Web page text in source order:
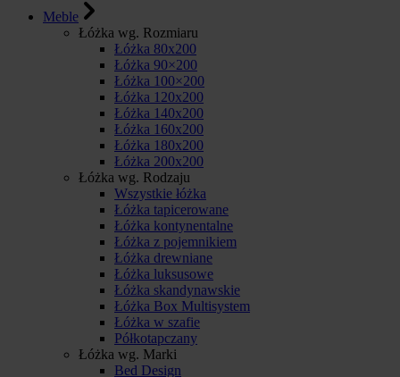
Meble
Łóżka wg. Rozmiaru
Łóżka 80x200
Łóżka 90×200
Łóżka 100×200
Łóżka 120x200
Łóżka 140x200
Łóżka 160x200
Łóżka 180x200
Łóżka 200x200
Łóżka wg. Rodzaju
Wszystkie łóżka
Łóżka tapicerowane
Łóżka kontynentalne
Łóżka z pojemnikiem
Łóżka drewniane
Łóżka luksusowe
Łóżka skandynawskie
Łóżka Box Multisystem
Łóżka w szafie
Półkotapczany
Łóżka wg. Marki
Bed Design